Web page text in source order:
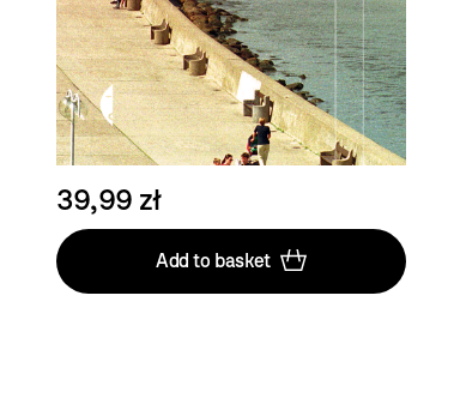
39,99 zł
Add to basket